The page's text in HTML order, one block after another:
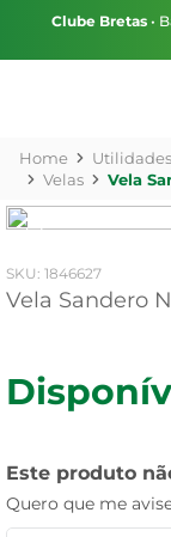
Clube Bretas •
Utilidades
Velas
Vela
: 1846627
Vela Sandero
Este produto
Quero que me